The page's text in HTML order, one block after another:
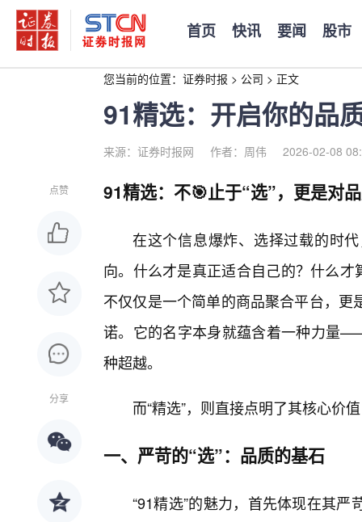
首页 快讯 要闻 股市
您当前的位置： 证券时报 > 公司 > 正文
91精选：开启你的品
来源：证券时报网 作者：周伟 2026-02-08
点赞
分享
91精选：不🎯止于“选”，更是对
在这个信息爆炸、选择过载的时
向。什么才是真正适合自己的？什么才
不仅仅是一个简单的商品聚合平台，
诺。它的名字本身就蕴含着一种力量
种超越。
而“精选”，则直接点明了其核心价
一、严苛的“选”：品质的基石
“91精选”的魅力，首先体现在其